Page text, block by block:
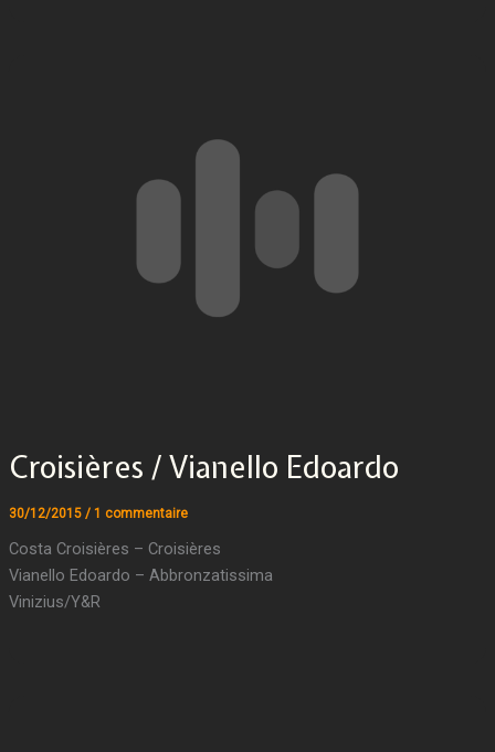
Croisières / Vianello Edoardo
30/12/2015 / 1 commentaire
Costa Croisières – Croisières
Vianello Edoardo – Abbronzatissima
Vinizius/Y&R